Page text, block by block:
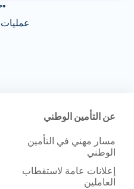
عمليات
عن التأمين الوطني
مسار مهني في التأمين
الوطني
إعلانات عامة لاستقطاب
العاملين